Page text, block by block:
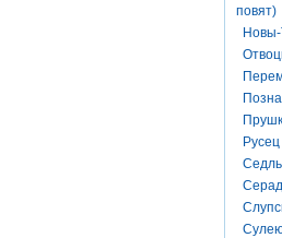
повят)
Новы-
Русец